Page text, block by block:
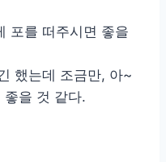
포를 떠주시면 좋을
했는데 조금만, 아~
좋을 것 같다.